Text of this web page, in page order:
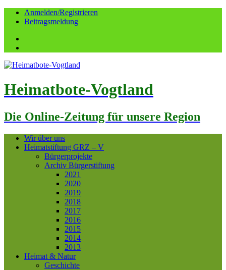
Anmelden/Registrieren
Beitragsmeldung
Heimatbote-Vogtland
Die Online-Zeitung für unsere Region
Wir über uns
Heimatstiftung GRZ – V
Bürgerprojekte
Archiv Bürgerstiftung
2021
2020
2019
2018
2017
2016
2015
2014
2013
Heimat & Natur
Geschichte